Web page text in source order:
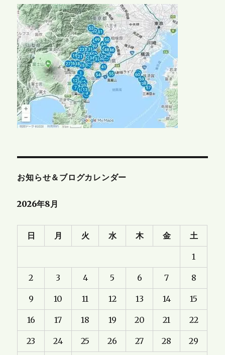
お知らせ＆ブログカレンダー
2026年8月
日 月 火 水 木 金 土
1
2 3 4 5 6 7 8
9 10 11 12 13 14 15
16 17 18 19 20 21 22
23 24 25 26 27 28 29